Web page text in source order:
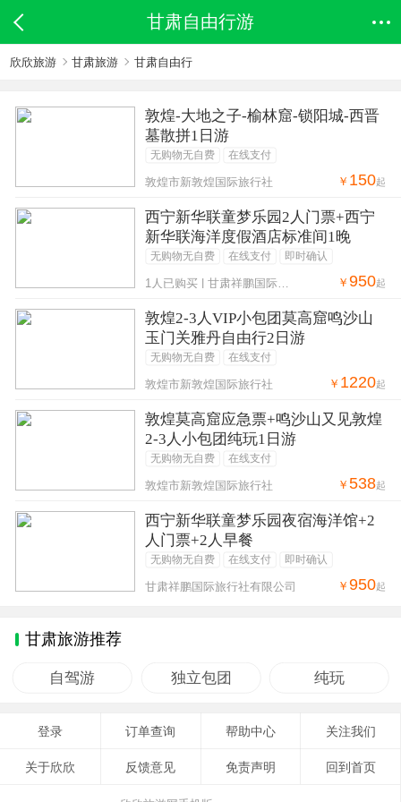
甘肃自由行游
欣欣旅游 甘肃旅游 甘肃自由行
敦煌-大地之子-榆林窟-锁阳城-西晋
墓散拼1日游
无购物无自费 在线支付
敦煌市新敦煌国际旅行社 ￥ 150起
西宁新华联童梦乐园2人门票+西宁
新华联海洋度假酒店标准间1晚
无购物无自费 在线支付 即时确认
￥950起
敦煌2-3人VIP小包团莫高窟鸣沙山
玉门关雅丹自由行2日游
无购物无自费 在线支付
敦煌市新敦煌国际旅行社 ￥ 1220起
敦煌莫高窟应急票+鸣沙山又见敦煌
2-3人小包团纯玩1日游
无购物无自费 在线支付
敦煌市新敦煌国际旅行社 ￥538起
西宁新华联童梦乐园夜宿海洋馆+2
人门票+2人早餐
无购物无自费 在线支付 即时确认
甘肃祥鹏国际旅行社有限公司 ￥950起
甘肃旅游推荐
自驾游 独立包团 纯玩
登录 订单查询 帮助中心 关注我们
关于欣欣 反馈意见 免责声明 回到首页